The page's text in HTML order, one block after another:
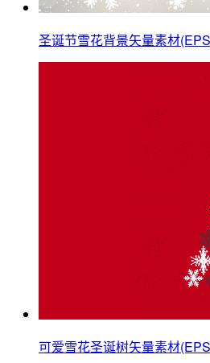
圣诞节雪花背景矢量素材
可爱雪花圣诞树矢量素材